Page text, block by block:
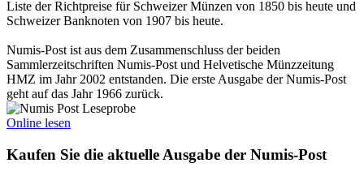
Liste der Richtpreise für Schweizer Münzen von 1850 bis heute und
Schweizer Banknoten von 1907 bis heute.
Numis-Post ist aus dem Zusammenschluss der beiden
Sammlerzeitschriften Numis-Post und Helvetische Münzzeitung
HMZ im Jahr 2002 entstanden. Die erste Ausgabe der Numis-Post
geht auf das Jahr 1966 zurück.
Online lesen
Kaufen Sie die aktuelle Ausgabe der Numis-Post